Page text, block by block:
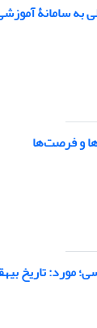
به سامانۀ
و فرصت‌ها
مورد: تاریخ